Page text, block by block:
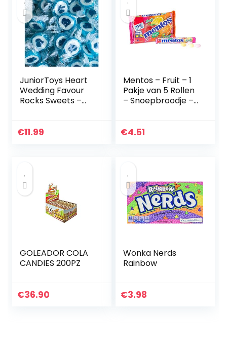
JuniorToys Heart
Wedding Favour
Rocks Sweets –
500 g)
€11.99
Mentos – Fruit – 1
Pakje van 5 Rollen
– Snoepbroodje –
en Citroen) –
€4.51
GOLEADOR COLA
CANDIES 200PZ
€36.90
Wonka Nerds
Rainbow
€3.98